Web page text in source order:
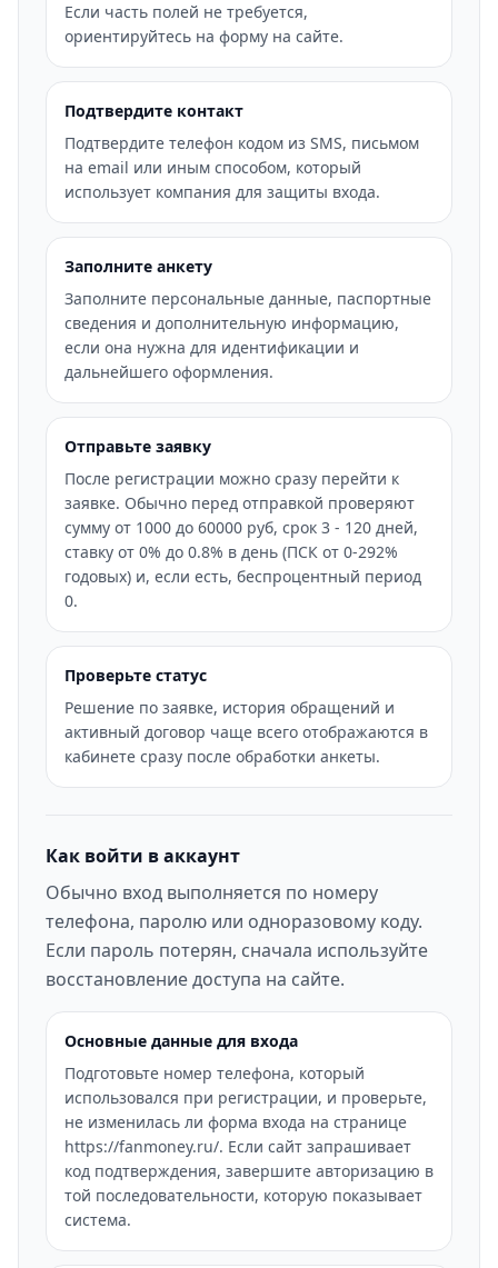
Если часть полей не требуется,
ориентируйтесь на форму на сайте.
Подтвердите контакт
Подтвердите телефон кодом из SMS, письмом
на email или иным способом, который
использует компания для защиты входа.
Заполните анкету
Заполните персональные данные, паспортные
сведения и дополнительную информацию,
если она нужна для идентификации и
дальнейшего оформления.
Отправьте заявку
После регистрации можно сразу перейти к
заявке. Обычно перед отправкой проверяют
сумму от 1000 до 60000 руб, срок 3 - 120 дней,
ставку от 0% до 0.8% в день (ПСК от 0-292%
годовых) и, если есть, беспроцентный период
0.
Проверьте статус
Решение по заявке, история обращений и
активный договор чаще всего отображаются в
кабинете сразу после обработки анкеты.
Как войти в аккаунт
Обычно вход выполняется по номеру
телефона, паролю или одноразовому коду.
Если пароль потерян, сначала используйте
восстановление доступа на сайте.
Основные данные для входа
Подготовьте номер телефона, который
использовался при регистрации, и проверьте,
не изменилась ли форма входа на странице
https://fanmoney.ru/. Если сайт запрашивает
код подтверждения, завершите авторизацию в
той последовательности, которую показывает
система.